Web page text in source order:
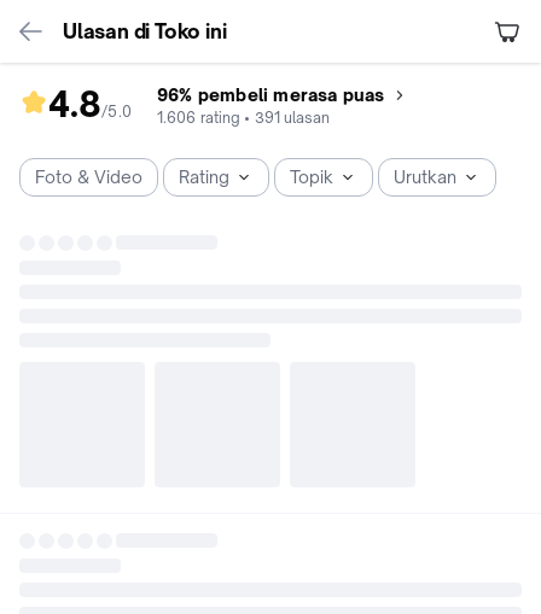
Ulasan di Toko ini
4.8/5.0
rating
4.8
dari
96% pembeli merasa puas
1.606 rating • 391 ulasan
Foto & Video Rating Topik Urutkan